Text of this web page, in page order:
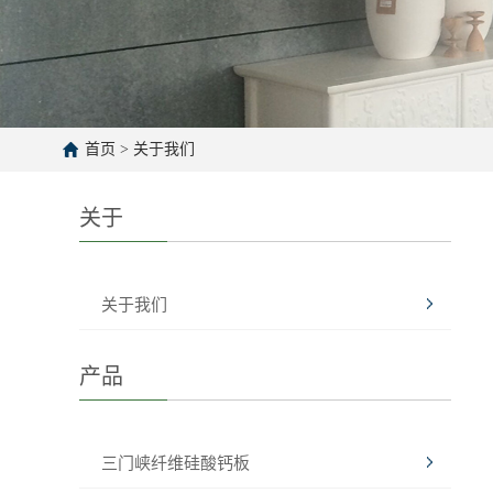
首页 > 关于我们
关于
关于我们
产品
三门峡纤维硅酸钙板